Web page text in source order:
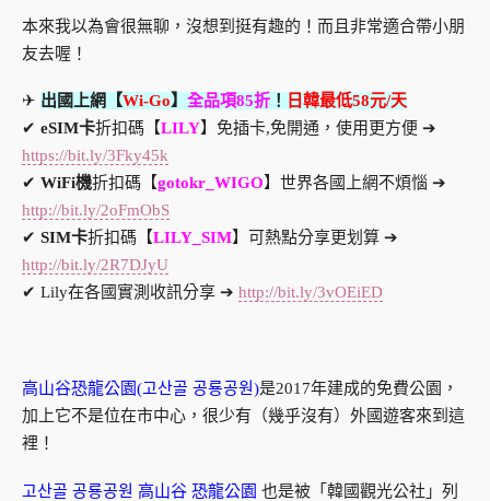
本來我以為會很無聊，沒想到挺有趣的！而且非常適合帶小朋
友去喔！
✈ 出國上網【Wi-Go】 全品項85折 ！
日韓最低58元/天
✔ eSIM卡折扣碼【LILY】免插卡,免開通，使用更方便 ➔
https://bit.ly/3Fky45k
✔ WiFi機折扣碼【gotokr_WIGO】世界各國上網不煩惱 ➔
http://bit.ly/2oFmObS
✔ SIM卡折扣碼【LILY_SIM】可熱點分享更划算 ➔
http://bit.ly/2R7DJyU
✔ Lily在各國實測收訊分享 ➔ http://bit.ly/3vOEiED
高山谷恐龍公園(고산골 공룡공원)是2017年建成的免費公園，
加上它不是位在市中心，很少有（幾乎沒有）外國遊客來到這
裡！
고산골 공룡공원 高山谷 恐龍公園 也是被「韓國觀光公社」列